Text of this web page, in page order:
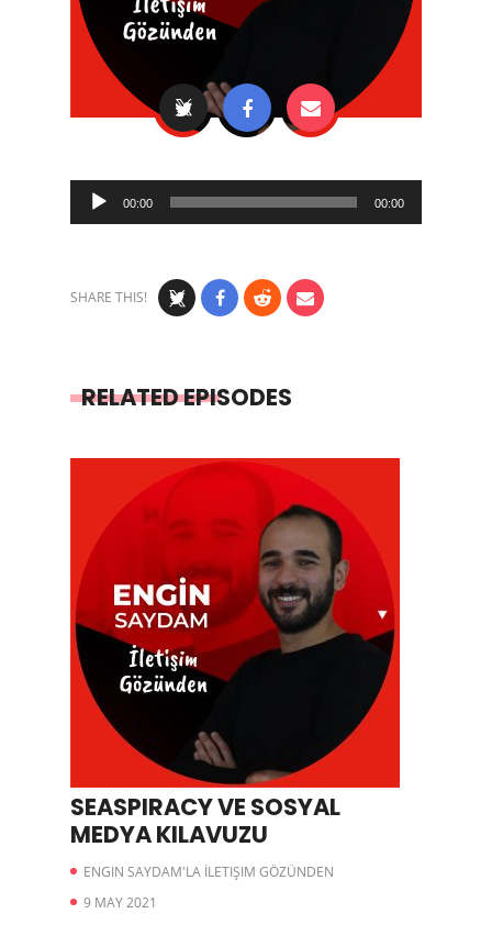
Audio
Player
00:00 00:00
SHARE THIS!
RELATED EPISODES
SEASPIRACY VE SOSYAL
MEDYA KILAVUZU
ENGIN SAYDAM'LA İLETIŞIM GÖZÜNDEN
9 MAY 2021